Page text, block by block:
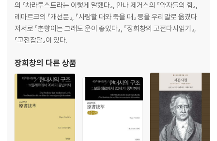
제3부
방랑자
환영(幻影)과 수수께끼에 대하여
원하지 않은 행복에 대하여
해 뜨기 전에
왜소하게 만드는 덕에 대하여
감람산에서
스쳐 지나감에 대하여
의 『차라투스트라는 이렇게 말했다』, 안나 제거스의 『약자들의 힘』,
레마르크의 『개선문』, 『사랑할 때와 죽을 때』 등을 우리말로 옮겼다.
저서로 『춘향이는 그래도 운이 좋았다』, 『장희창의 고전다시읽기』,
『고전잡담』이 있다.
장희창의 다른 상품